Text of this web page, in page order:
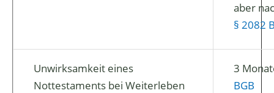
aber
§ 2082
Unwirksamkeit eines
Nottestaments bei Weiterleben
3
BGB